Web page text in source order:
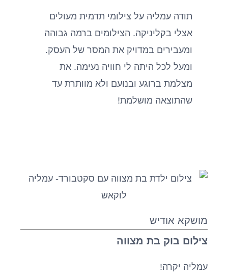
תודה עמליה על צילומי תדמית מעולים
אצלי בקליניקה. הצילומים ברמה גבוהה
ומעבירים במדויק את המסר של העסק.
ומעל לכל היתה לי חוויה נעימה. את
מצלמת ברוגע ובנועם ולא מוותרת עד
שהתוצאה מושלמת!
מושקא אודיש
צילום בוק בת מצווה
עמליה יקרה!